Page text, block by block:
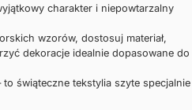
charakter i niepowtarzalny
wzorów, dostosuj materiał,
dekoracje idealnie dopasowane do
świąteczne tekstylia szyte specjalnie